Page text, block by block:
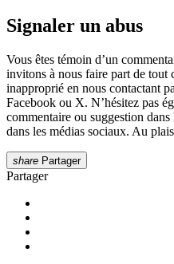
Signaler un abus
Vous êtes témoin d’un
invitons à nous faire part de tout
inapproprié en nous contactant
Facebook ou X. N’hésitez pas
commentaire ou suggestion
dans les médias sociaux. Au
share Partager
Partager